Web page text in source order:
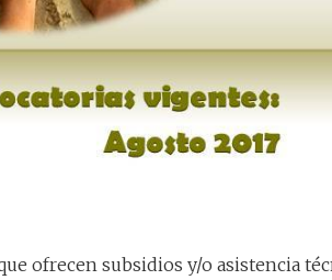
ofrecen subsidios y/o asistencia